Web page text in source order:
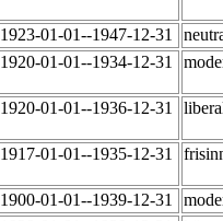
1923-01-01--1947-12-31
1920-01-01--1934-12-31
1920-01-01--1936-12-31
1917-01-01--1935-12-31
1900-01-01--1939-12-31